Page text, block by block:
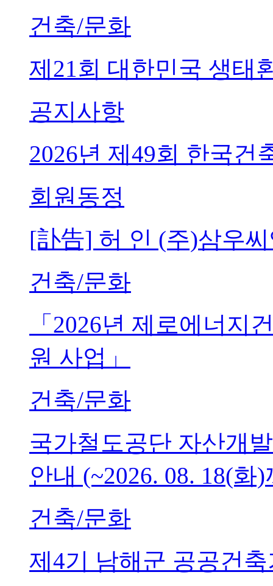
건축/문화
제21회 대한민국 생태
공지사항
2026년 제49회 한국건
회원동정
[訃告] 허 인 (주)삼우
건축/문화
「2026년 제로에너지
원 사업」
건축/문화
국가철도공단 자산개
안내 (~2026. 08. 18(화
건축/문화
제4기 남해군 공공건